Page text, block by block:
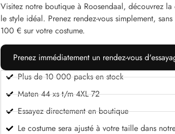
Visitez notre boutique à Roosendaal, découvrez
le style idéal. Prenez rendez-vous simplement,
100 € sur votre costume.
Prenez immédiatement un rendez-vous
Plus de 10 000 packs en stock
Maten 44 xs t/m 4XL 72
Essayez directement en boutique
Le costume sera ajusté à votre taille dans